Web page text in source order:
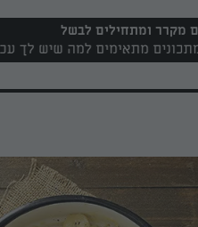
מקרר ומתחילים לבשל